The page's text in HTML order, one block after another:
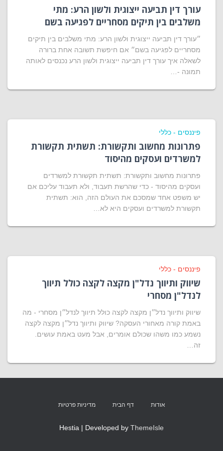
עורך דין תביעה ייצוגית ולשון הרע: מתי
משלבים בין תיקים מסחריים לפגיעה בשם
״עורך דין תביעה ייצוגית ולשון הרע: מתי משלבים בין תיקים
מסחריים לפגיעה בשם״ אם חיפשת תשובה אחת ברורה
לשאלה איך עורך דין תביעה ייצוגית ולשון הרע נכנסים לאותה
תמונה -…
פיננסים - כללי
פתרונות מחשוב ותקשורת: תשתית תקשורת
למשרדים ועסקים מהיסוד
פתרונות מחשוב ותקשורת: תשתית תקשורת למשרדים
ועסקים מהיסוד - כדי שהרשת תעבוד, ולא תעבוד עליכם אם
יש משפט אחד שמסכם את העולם הזה, הוא: תשתית
תקשורת למשרדים ועסקים היא לא…
פיננסים - כללי
שיווק ותיווך נדל"ן מקצה לקצה כולל תיווך
לנדל"ן מסחרי
שיווק ותיווך נדל״ן מקצה לקצה כולל תיווך לנדל״ן מסחרי - מה
באמת קורה מאחורי העסקה? שיווק ותיווך נדל״ן מקצה לקצה
נשמע כמו משהו שכולם אומרים, אבל מעט באמת עושים.
זה…
אודות דף הבית מדיניות פרטיות
Hestia | Developed by ThemeIsle